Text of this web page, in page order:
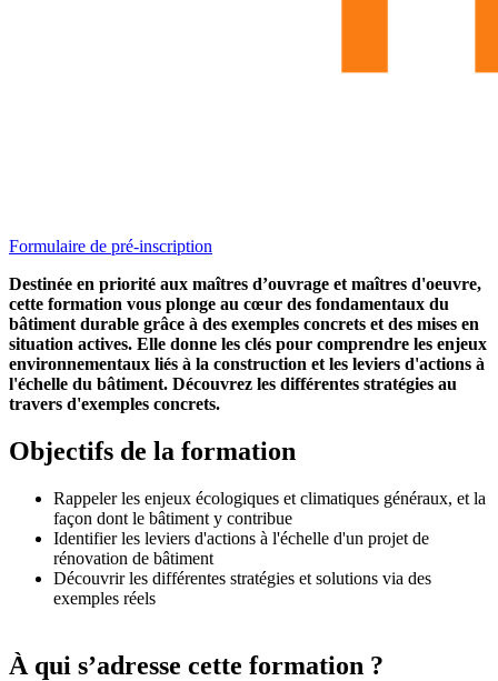
Formulaire de pré-inscription
Destinée en priorité aux maîtres d’ouvrage et maîtres d'oeuvre,
cette formation vous plonge au cœur des fondamentaux du
bâtiment durable grâce à des exemples concrets et des mises en
situation actives. Elle donne les clés pour comprendre les enjeux
environnementaux liés à la construction et les leviers d'actions à
l'échelle du bâtiment. Découvrez les différentes stratégies au
travers d'exemples concrets.
Objectifs de la formation
Rappeler les enjeux écologiques et climatiques généraux, et la
façon dont le bâtiment y contribue
Identifier les leviers d'actions à l'échelle d'un projet de
rénovation de bâtiment
Découvrir les différentes stratégies et solutions via des
exemples réels
À qui s’adresse cette formation ?